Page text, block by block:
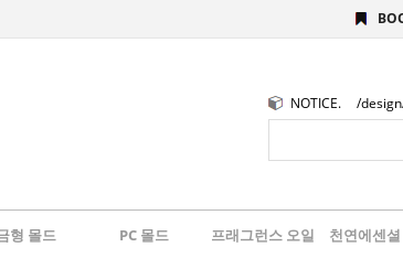
NOTICE.
형 몰드 PC 몰드 프래그런스 오일 천연에센